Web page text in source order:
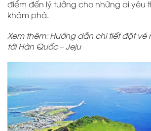
điểm đến lý tưởng cho những ai yêu
khám phá.
Xem thêm: Hướng dẫn chi tiết đặt vé
tới Hàn Quốc – Jeju